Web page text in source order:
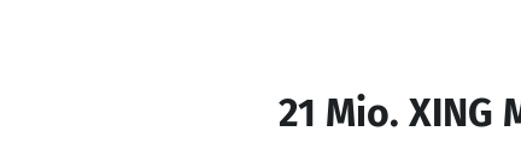
21 Mio. XING